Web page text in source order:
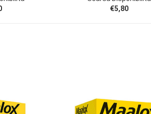
€5,80